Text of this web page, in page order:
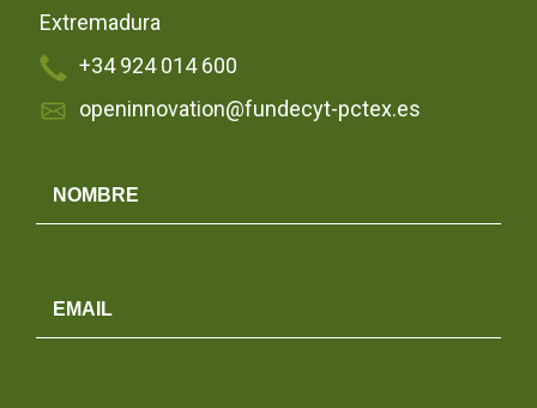
Extremadura
+34 924 014 600
openinnovation@fundecyt-pctex.es